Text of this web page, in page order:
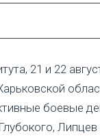
21 и 22
боевые